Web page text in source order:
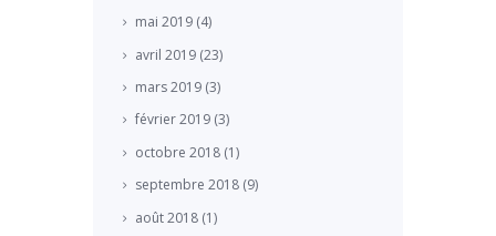
mai 2019(4)
avril 2019(23)
mars2019(3)
février2019(3)
octobre 2018(1)
septembre 2018(9)
août2018(1)